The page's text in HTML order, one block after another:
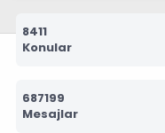
8411
Konular
687199
Mesajlar